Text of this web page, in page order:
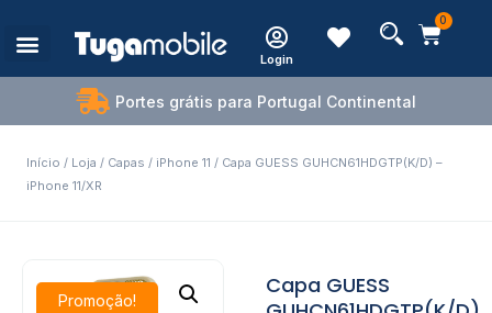
Login
0
Portes grátis para Portugal Continental
Início / Loja / Capas / iPhone 11 / Capa GUESS GUHCN61HDGTP(K/D) –
iPhone 11/XR
Promoção!
Capa GUESS